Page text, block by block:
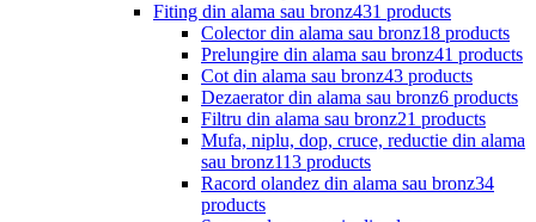
Fiting din alama sau bronz431 products
Colector din alama sau bronz18 products
Prelungire din alama sau bronz41 products
Cot din alama sau bronz43 products
Dezaerator din alama sau bronz6 products
Filtru din alama sau bronz21 products
Mufa, niplu, dop, cruce, reductie din alama
sau bronz113 products
Racord olandez din alama sau bronz34
products